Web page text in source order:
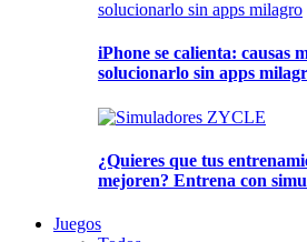
iPhone se calienta: causas
solucionarlo sin apps
¿Quieres que tus
mejoren? Entrena con
Juegos